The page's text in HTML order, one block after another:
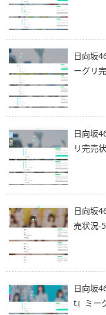
日向坂
ーグリ
日向坂
リ完売
日向坂
売状況-
日向坂
t』ミー